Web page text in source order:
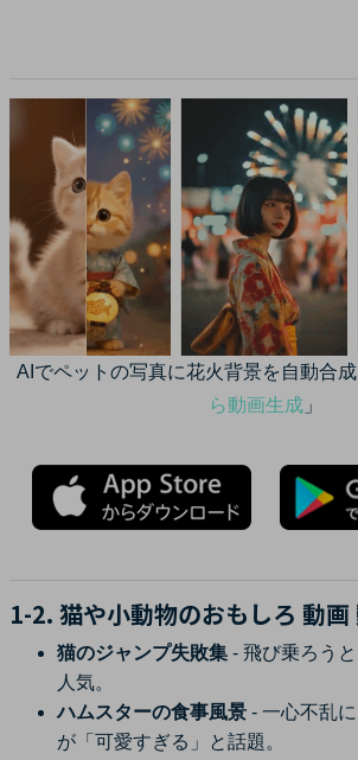
AIでペットの写真に花火背景を自動合成
ら動画生成 」
1-2. 猫や小動物のおもしろ 動画
猫のジャンプ失敗集 - 飛び乗ろう
人気。
ハムスターの食事風景 - 一心不乱
が「可愛すぎる」と話題。